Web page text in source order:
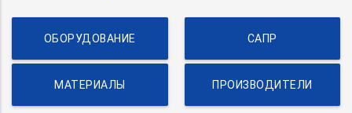
ОБОРУДОВАНИЕ САПР
МАТЕРИАЛЫ ПРОИЗВОДИТЕЛИ